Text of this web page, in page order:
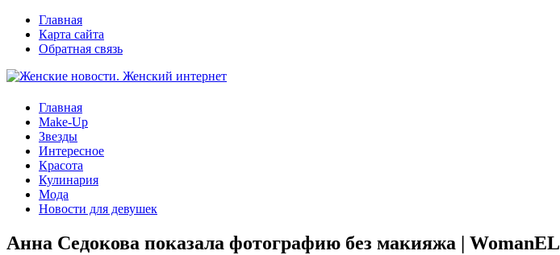
Главная
Карта сайта
Обратная связь
Главная
Make-Up
Звезды
Интересное
Красота
Кулинария
Мода
Новости для девушек
Анна Седокова показала фотографию без макияжа | WomanEL